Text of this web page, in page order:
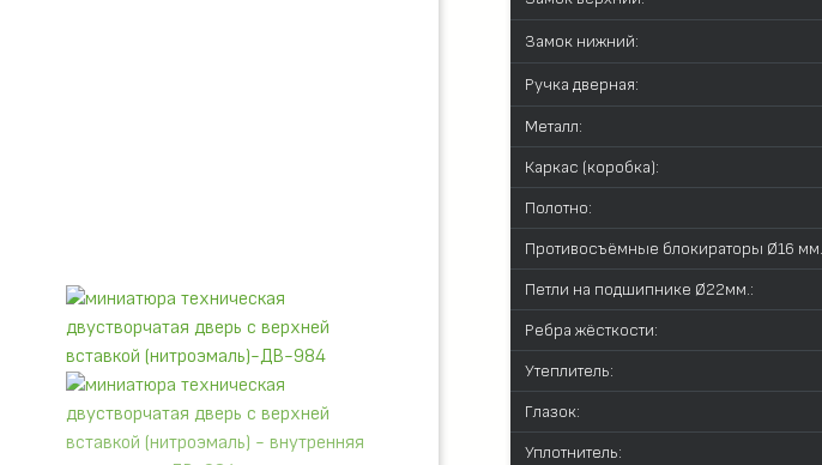
Замок нижний:
Ручка дверная:
Металл:
Каркас (коробка):
Полотно:
Противосъёмные блокираторы Ø16
Петли на подшипнике Ø22мм.:
Ребра жёсткости:
Утеплитель:
Глазок:
Уплотнитель: